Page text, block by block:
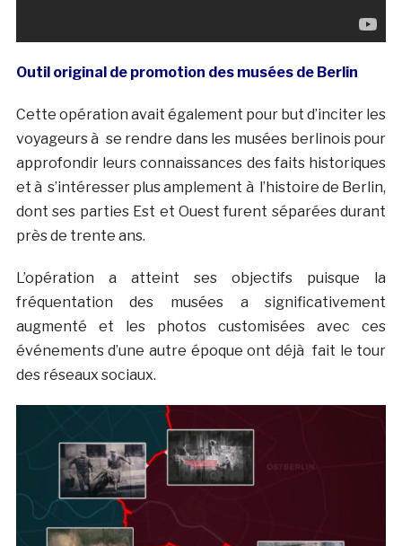
Outil original de promotion des musées de Berlin
Cette opération avait également pour but d’inciter les
voyageurs à se rendre dans les musées berlinois pour
approfondir leurs connaissances des faits historiques
et à s’intéresser plus amplement à l’histoire de Berlin,
dont ses parties Est et Ouest furent séparées durant
près de trente ans.
L’opération a atteint ses objectifs puisque la
fréquentation des musées a significativement
augmenté et les photos customisées avec ces
événements d’une autre époque ont déjà fait le tour
des réseaux sociaux.